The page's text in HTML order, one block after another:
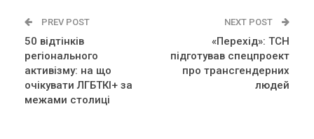
PREV POST
50 відтінків
регіонального
активізму: на що
очікувати ЛГБТКІ+ за
межами столиці
NEXT POST
«Перехід»: ТСН
підготував спецпроект
про трансгендерних
людей